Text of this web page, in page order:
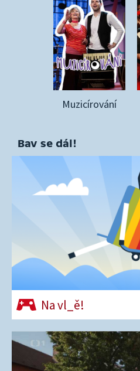
Muzicírování
Bav se dál!
Na vl_ě!